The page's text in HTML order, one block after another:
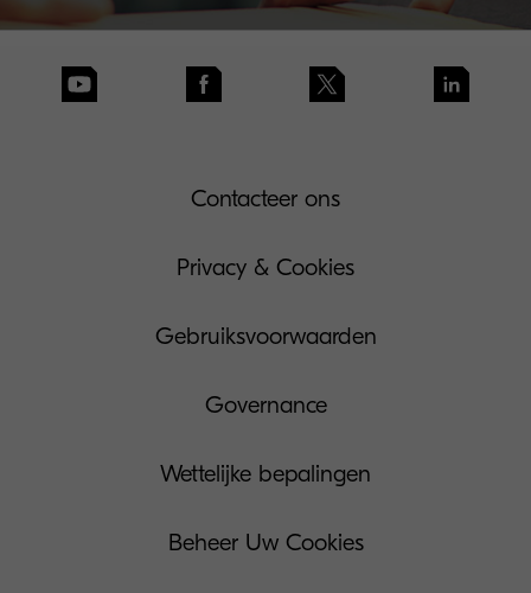
Contacteer ons
Privacy & Cookies
Gebruiksvoorwaarden
Governance
Wettelijke bepalingen
Beheer Uw Cookies